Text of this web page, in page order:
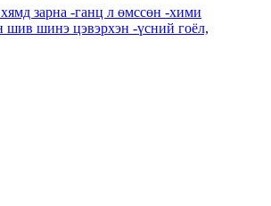
зарна -ганц л өмссөн -хими
шив шинэ цэвэрхэн -үсний гоёл,